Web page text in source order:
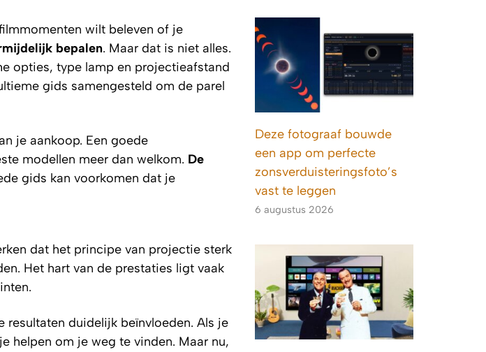
wilt beleven of je
bepalen. Maar dat is niet alles.
opties, type lamp en projectieafstand
gids samengesteld om de parel
je aankoop. Een goede
modellen meer dan welkom. De
gids kan voorkomen dat je
dat het principe van projectie sterk
Het hart van de prestaties ligt vaak
duidelijk beïnvloeden. Als je
helpen om je weg te vinden. Maar nu,
Deze fotograaf bouwde
een app om perfecte
zonsverduisteringsfoto’s
vast te leggen
6 augustus 2026